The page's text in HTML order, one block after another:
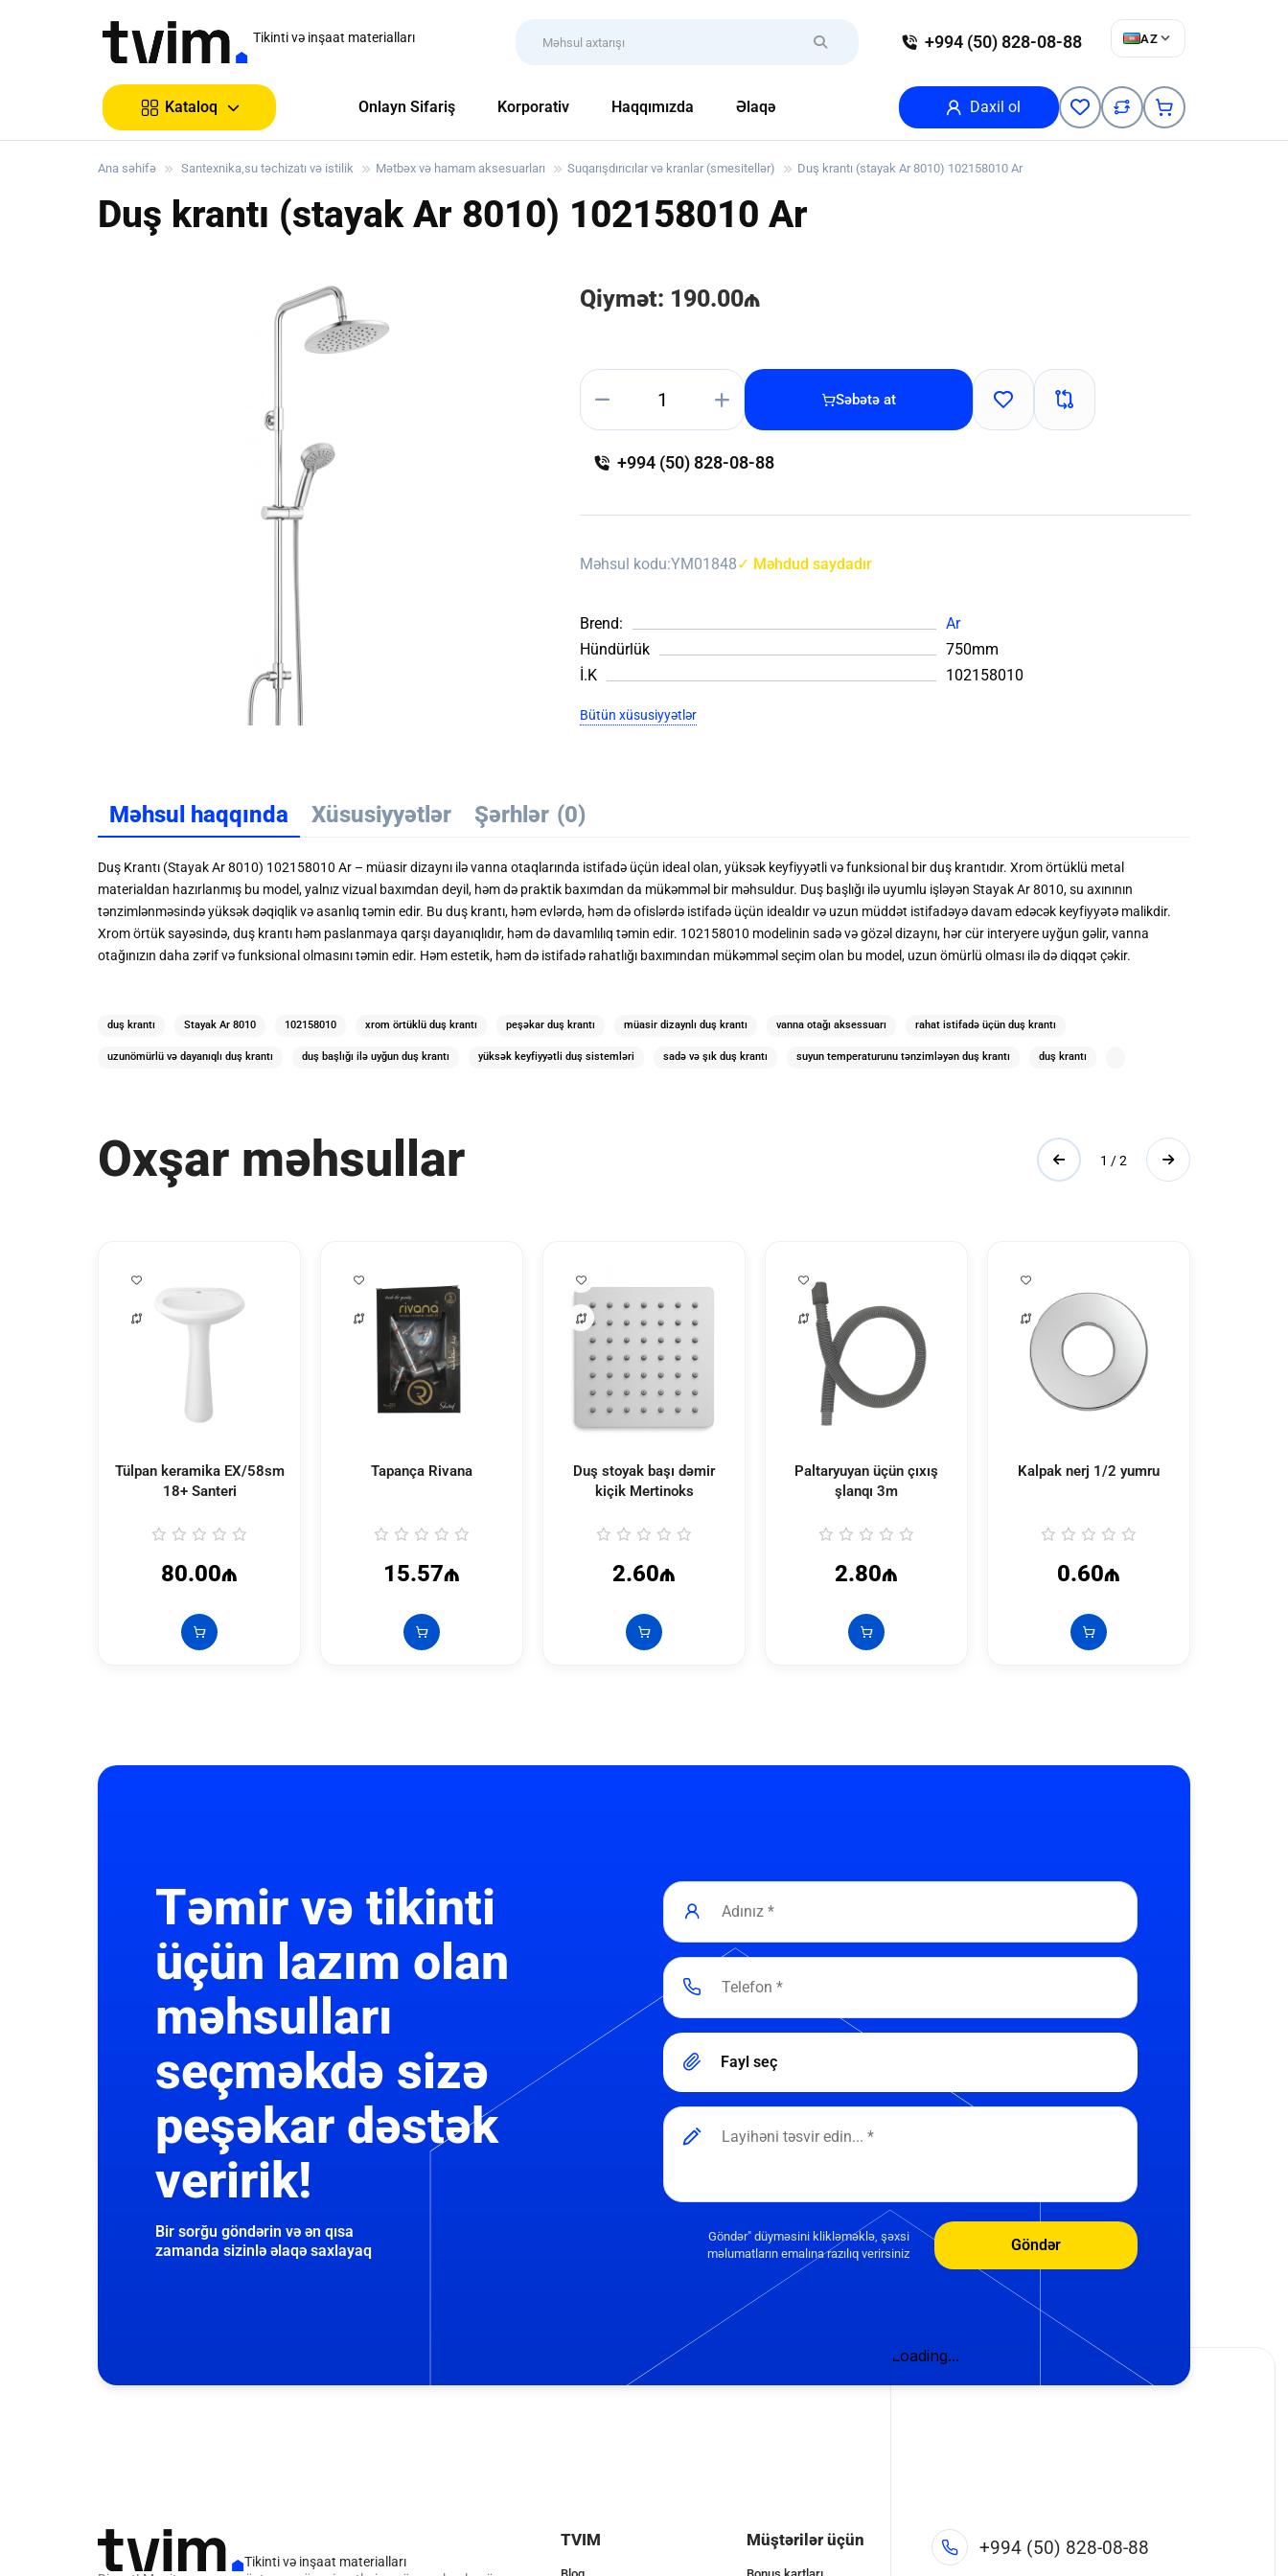
Tikinti və inşaat materialları +994 (50) 828-08-88 AZ
Kataloq Onlayn Sifariş Korporativ Haqqımızda Əlaqə Daxil ol
Ana səhifə Santexnika,su təchizatı və istilik Mətbəx və hamam aksesuarları Suqarışdırıcılar və kranlar (smesitellər) Duş krantı (stayak Ar 8010) 102158010 Ar
Duş krantı (stayak Ar 8010) 102158010 Ar
Qiymət: 190.00₼
Səbətə at
+994 (50) 828-08-88
Məhsul kodu:YM01848✓ Məhdud saydadır
Brend:
Ar
Hündürlük
750mm
İ.K
102158010
Bütün xüsusiyyətlər
Məhsul haqqında Xüsusiyyətlər Şərhlər (0)
Duş Krantı (Stayak Ar 8010) 102158010 Ar – müasir dizaynı ilə vanna otaqlarında istifadə üçün ideal olan, yüksək keyfiyyətli və funksional bir duş krantıdır. Xrom örtüklü metal
materialdan hazırlanmış bu model, yalnız vizual baxımdan deyil, həm də praktik baxımdan da mükəmməl bir məhsuldur. Duş başlığı ilə uyumlu işləyən Stayak Ar 8010, su axınının
tənzimlənməsində yüksək dəqiqlik və asanlıq təmin edir. Bu duş krantı, həm evlərdə, həm də ofislərdə istifadə üçün idealdır və uzun müddət istifadəyə davam edəcək keyfiyyətə malikdir.
Xrom örtük sayəsində, duş krantı həm paslanmaya qarşı dayanıqlıdır, həm də davamlılıq təmin edir. 102158010 modelinin sadə və gözəl dizaynı, hər cür interyere uyğun gəlir, vanna
otağınızın daha zərif və funksional olmasını təmin edir. Həm estetik, həm də istifadə rahatlığı baxımından mükəmməl seçim olan bu model, uzun ömürlü olması ilə də diqqət çəkir.
duş krantı Stayak Ar 8010 102158010 xrom örtüklü duş krantı peşəkar duş krantı müasir dizaynlı duş krantı vanna otağı aksessuarı rahat istifadə üçün duş krantı
uzunömürlü və dayanıqlı duş krantı duş başlığı ilə uyğun duş krantı yüksək keyfiyyətli duş sistemləri sadə və şık duş krantı suyun temperaturunu tənzimləyən duş krantı duş krantı
Oxşar məhsullar
Tülpan keramika EX/58sm
18+ Santeri
80.00₼
Tapança Rivana
15.57₼
Duş stoyak başı dəmir
kiçik Mertinoks
2.60₼
Paltaryuyan üçün çıxış
şlanqı 3m
2.80₼
Kalpak nerj 1/2 yumru
0.60₼
1 / 2
Təmir və tikinti
üçün lazım olan
məhsulları
seçməkdə sizə
peşəkar dəstək
veririk!
Bir sorğu göndərin və ən qısa
zamanda sizinlə əlaqə saxlayaq
Fayl seç
Göndər" düyməsini klikləməklə, şəxsi
məlumatların emalına razılıq verirsiniz
Göndər
Tikinti və inşaat materialları
TVIM Müştərilər üçün +994 (50) 828-08-88